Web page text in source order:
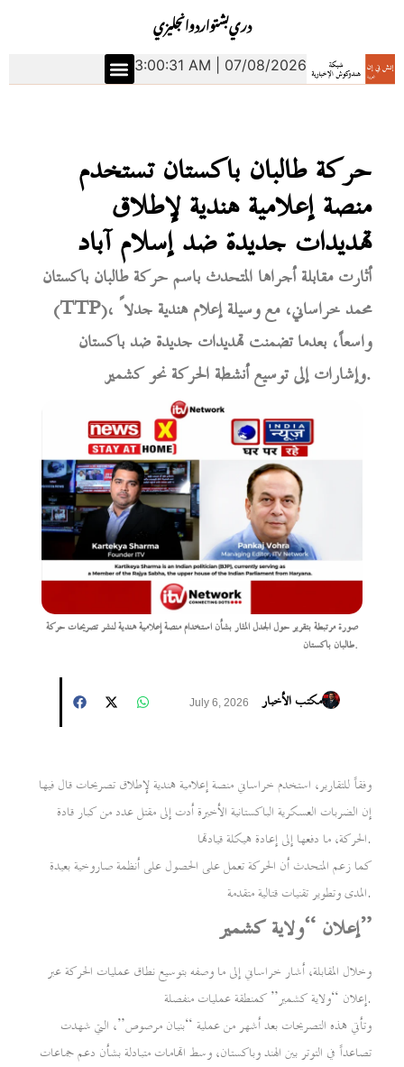
انجليزياردوبشتودري
3:00:31 AM | 07/08/2026
حركة طالبان باكستان تستخدم
منصة إعلامية هندية لإطلاق
تهديدات جديدة ضد إسلام آباد
أثارت مقابلة أجراها المتحدث باسم حركة طالبان باكستان
(TTP)، محمد خراساني، مع وسيلة إعلام هندية جدلاً
واسعاً، بعدما تضمنت تهديدات جديدة ضد باكستان
وإشارات إلى توسيع أنشطة الحركة نحو كشمير.
صورة مرتبطة بتقرير حول الجدل المثار بشأن استخدام منصة إعلامية هندية لنشر تصريحات حركة
طالبان باكستان.
مكتب الأخبار July 6, 2026
وفقاً للتقارير، استخدم خراساني منصة إعلامية هندية لإطلاق تصريحات قال فيها
إن الضربات العسكرية الباكستانية الأخيرة أدت إلى مقتل عدد من كبار قادة
الحركة، ما دفعها إلى إعادة هيكلة قيادتها.
كما زعم المتحدث أن الحركة تعمل على الحصول على أنظمة صاروخية بعيدة
المدى وتطوير تقنيات قتالية متقدمة.
إعلان “ولاية كشمير”
وخلال المقابلة، أشار خراساني إلى ما وصفه بتوسيع نطاق عمليات الحركة عبر
إعلان “ولاية كشمير” كمنطقة عمليات منفصلة.
وتأتي هذه التصريحات بعد أشهر من عملية “بنيان مرصوص”، التي شهدت
تصاعداً في التوتر بين الهند وباكستان، وسط اتهامات متبادلة بشأن دعم جماعات